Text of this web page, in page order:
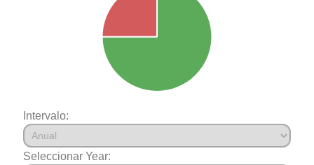
Intervalo:
Seleccionar Year: